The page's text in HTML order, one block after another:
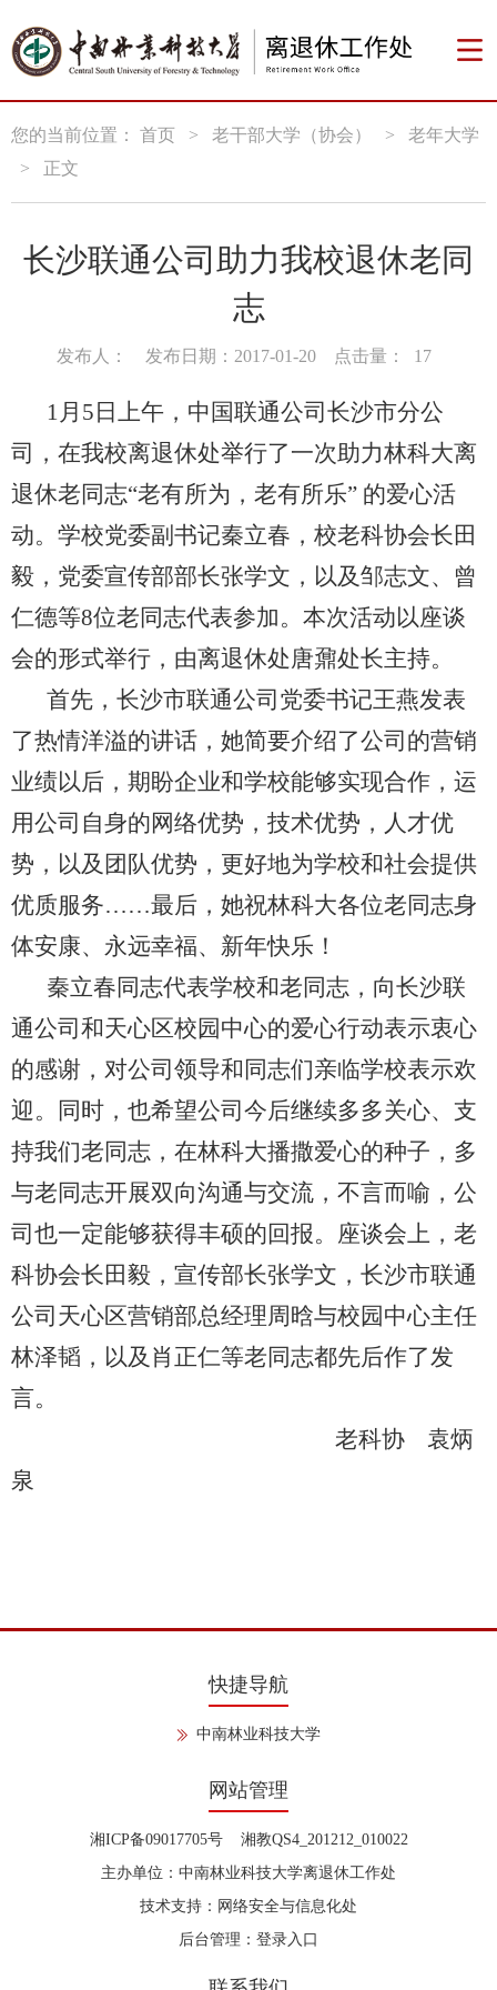
您的当前位置： 首页 > 老干部大学（协会） > 老年大学
> 正文
长沙联通公司助力我校退休老同
志
发布人： 发布日期：2017-01-20 点击量： 17
1月 5 日 上午，中国联通公司长沙市分公
司，在我校离退休处举行了一次助力林科大离
退休老同志“老有所为，老有所乐” 的爱心活
动。学校党委副书记秦立春，校老科协会长田
毅，党委宣传部部长张学文，以及邹志文、曾
仁德等8位老同志代表参加。本次活动以座谈
会的形式举行，由离退休处唐鼐处长主持。
首先，长沙市联通公司党委书记王燕发表
了热情洋溢的讲话，她简要介绍了公司的营销
业绩以后，期盼企业和学校能够实现合作，运
用公司自身的网络优势，技术优势，人才优
势，以及团队优势，更好地为学校和社会提供
优质服务……最后，她祝林科大各位老同志身
体安康、永远幸福、新年快乐！
秦立春同志代表学校和老同志，向长沙联
通公司和天心区校园中心的爱心行动表示衷心
的感谢，对公司领导和同志们亲临学校表示欢
迎。同时，也希望公司今后继续多多关心、支
持我们老同志，在林科大播撒爱心的种子，多
与老同志开展双向沟通与交流，不言而喻，公
司也一定能够获得丰硕的回报。座谈会上，老
科协会长田毅，宣传部长张学文，长沙市联通
公司天心区营销部总经理周晗与校园中心主任
林泽韬，以及肖正仁等老同志都先后作了发
言。
老科协
袁炳
泉
快捷导航
中南林业科技大学
网站管理
湘ICP备09017705号 湘教QS4_201212_010022
主办单位：中南林业科技大学离退休工作处
技术支持：网络安全与信息化处
后台管理： 登录入口